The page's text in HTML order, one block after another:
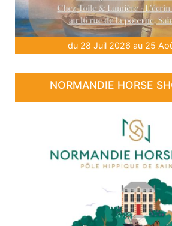
du 28 Juil 2026 au 25
NORMANDIE HORSE